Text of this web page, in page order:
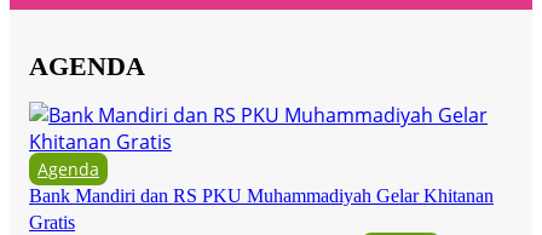
AGENDA
Agenda
Bank Mandiri dan RS PKU Muhammadiyah Gelar Khitanan
Gratis